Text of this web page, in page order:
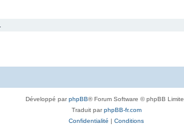
Développé parphpBB® Forum Software © phpBB
Traduit parphpBB-fr.com
Confidentialité | Conditions